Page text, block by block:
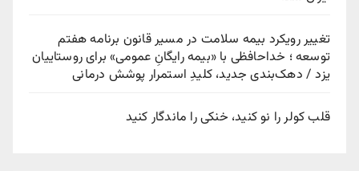
تغییر رویکرد بیمه سلامت در مسیر قانون برنامه هفتم
توسعه ؛ خداحافظی با «بیمه رایگانِ عمومی» برای روستاییان
یزد / دهک‌بندی جدید، کلیدِ استمرار پوشش درمانی
قلب کولر را نو کنید، خنکی را ماندگار کنید